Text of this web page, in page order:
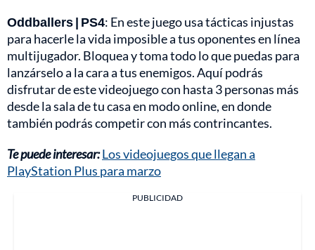
Oddballers | PS4: En este juego usa tácticas injustas
para hacerle la vida imposible a tus oponentes en línea
multijugador. Bloquea y toma todo lo que puedas para
lanzárselo a la cara a tus enemigos. Aquí podrás
disfrutar de este videojuego con hasta 3 personas más
desde la sala de tu casa en modo online, en donde
también podrás competir con más contrincantes.
Te puede interesar:Los videojuegos que llegan a
PlayStation Plus para marzo
PUBLICIDAD